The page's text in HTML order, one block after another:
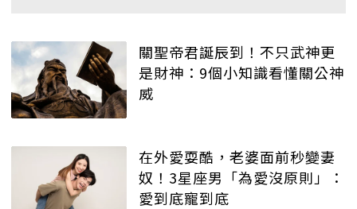
關聖帝君誕辰到！不只武神更
是財神：9個小知識看懂關公神
威
在外愛耍酷，老婆面前秒變妻
奴！3星座男「為愛沒原則」：
愛到底寵到底